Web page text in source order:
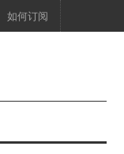
如何订阅